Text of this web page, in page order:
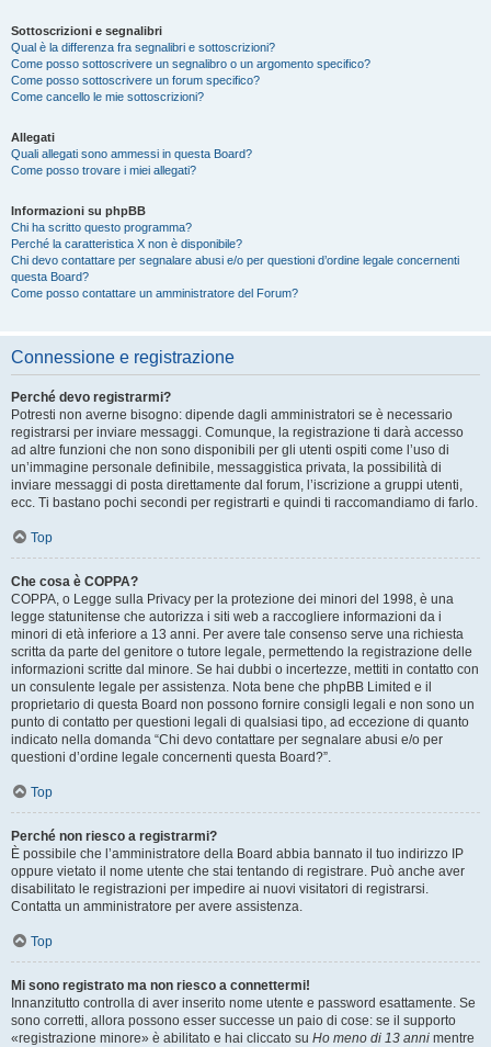
Sottoscrizioni e segnalibri
Qual è la differenza fra segnalibri e sottoscrizioni?
Come posso sottoscrivere un segnalibro o un argomento specifico?
Come posso sottoscrivere un forum specifico?
Come cancello le mie sottoscrizioni?
Allegati
Quali allegati sono ammessi in questa Board?
Come posso trovare i miei allegati?
Informazioni su phpBB
Chi ha scritto questo programma?
Perché la caratteristica X non è disponibile?
Chi devo contattare per segnalare abusi e/o per questioni d’ordine legale concernenti
questa Board?
Come posso contattare un amministratore del Forum?
Connessione e registrazione
Perché devo registrarmi?
Potresti non averne bisogno: dipende dagli amministratori se è necessario
registrarsi per inviare messaggi. Comunque, la registrazione ti darà accesso
ad altre funzioni che non sono disponibili per gli utenti ospiti come l’uso di
un’immagine personale definibile, messaggistica privata, la possibilità di
inviare messaggi di posta direttamente dal forum, l’iscrizione a gruppi utenti,
ecc. Ti bastano pochi secondi per registrarti e quindi ti raccomandiamo di farlo.
Top
Che cosa è COPPA?
COPPA, o Legge sulla Privacy per la protezione dei minori del 1998, è una
legge statunitense che autorizza i siti web a raccogliere informazioni da i
minori di età inferiore a 13 anni. Per avere tale consenso serve una richiesta
scritta da parte del genitore o tutore legale, permettendo la registrazione delle
informazioni scritte dal minore. Se hai dubbi o incertezze, mettiti in contatto con
un consulente legale per assistenza. Nota bene che phpBB Limited e il
proprietario di questa Board non possono fornire consigli legali e non sono un
punto di contatto per questioni legali di qualsiasi tipo, ad eccezione di quanto
indicato nella domanda “Chi devo contattare per segnalare abusi e/o per
questioni d’ordine legale concernenti questa Board?”.
Top
Perché non riesco a registrarmi?
È possibile che l’amministratore della Board abbia bannato il tuo indirizzo IP
oppure vietato il nome utente che stai tentando di registrare. Può anche aver
disabilitato le registrazioni per impedire ai nuovi visitatori di registrarsi.
Contatta un amministratore per avere assistenza.
Top
Mi sono registrato ma non riesco a connettermi!
Innanzitutto controlla di aver inserito nome utente e password esattamente. Se
sono corretti, allora possono esser successe un paio di cose: se il supporto
«registrazione minore» è abilitato e hai cliccato su Ho meno di 13 anni mentre